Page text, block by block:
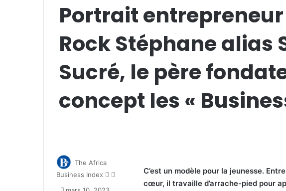
Portrait entrepreneur
Rock Stéphane alias
Sucré, le père
concept les «
C’est un modèle pour la jeunesse.
cœur, il travaille d’arrache-pied pour
The Africa
Business Index
Follow